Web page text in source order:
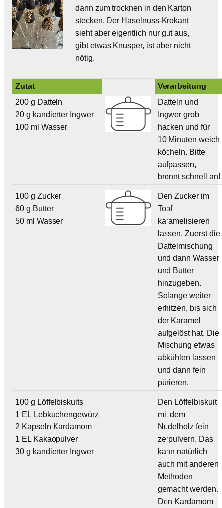
dann zum trocknen in den Karton
stecken. Der Haselnuss-Krokant
sieht aber eigentlich nur gut aus,
gibt etwas Knusper, ist aber nicht
nötig.
Zutat
Verarbeitung
200 g Datteln
20 g kandierter Ingwer
100 ml Wasser
Datteln und
Ingwer grob
hacken und für
10 Minuten weich
köcheln. Bitte
aufpassen,
brennt schnell an!
100 g Zucker
60 g Butter
50 ml Wasser
Den Zucker im
Topf
karamelisieren
lassen. Zuerst die
Dattelmischung
und dann Wasser
und Butter
hinzugeben.
Solange weiter
erhitzen, bis sich
der Karamel
aufgelöst hat. Die
Mischung etwas
abkühlen lassen
und dann fein
pürieren.
100 g Löffelbiskuits
1 EL Lebkuchengewürz
2 Kapseln Kardamom
1 EL Kakaopulver
30 g kandierter Ingwer
Den Löffelbiskuit
mit dem
Nudelholz fein
zerpulvern. Das
kann natürlich
auch mit anderen
Methoden
gemacht werden.
Den Kardamom